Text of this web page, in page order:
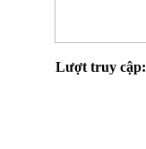
Lượt truy cập: